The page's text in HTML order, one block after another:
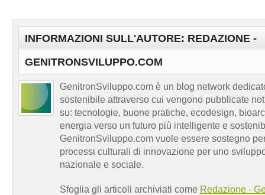
INFORMAZIONI SULL'AUTORE: REDAZIONE -
GENITRONSVILUPPO.COM
GenitronSviluppo.com è un blog network
sostenibile attraverso cui vengono pubblicate
su: tecnologie, buone pratiche, ecodesign,
energia verso un futuro più intelligente e
GenitronSviluppo.com vuole essere sostegno
processi culturali di innovazione per uno
nazionale e sociale.
Sfoglia gli articoli archiviati come Redazione -